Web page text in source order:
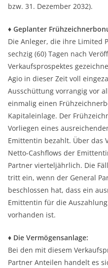
bzw. 31. Dezember 2032).
♦ Geplanter
Die Anleger, die ihre Limited
sechzig (60) Tagen nach
Verkaufsprospektes
Agio in dieser Zeit voll
Ausschüttung vorrangig vor
einmalig einen
Kapitaleinlage. Der
Vorliegen eines
Emittentin bezahlt. Über das
Netto-Cashflows der
Partner vierteljährlich. Die
tritt ein, wenn der General
beschlossen hat, dass ein
Emittentin für die
vorhanden ist.
♦ Die Vermögensanlage:
Bei den mit diesem
Partner Anteilen handelt es